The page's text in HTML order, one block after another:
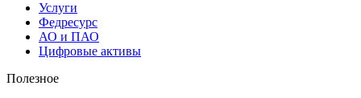
Услуги
Федресурс
АО и ПАО
Цифровые активы
Полезное